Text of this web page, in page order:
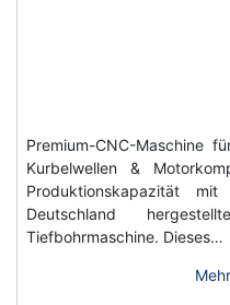
Premium-CNC-Maschine
Kurbelwellen &
Produktionskapazität
Deutschland
Tiefbohrmaschine. Dieses…